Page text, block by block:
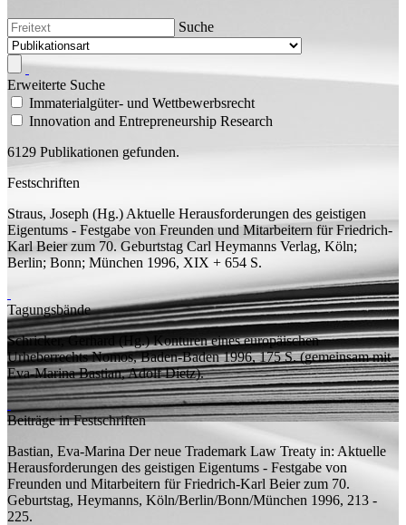
Suche
Erweiterte Suche
Immaterialgüter- und Wettbewerbsrecht
Innovation and Entrepreneurship Research
6129 Publikationen gefunden.
Festschriften
Straus, Joseph (Hg.) Aktuelle Herausforderungen des geistigen
Eigentums - Festgabe von Freunden und Mitarbeitern für Friedrich-
Karl Beier zum 70. Geburtstag Carl Heymanns Verlag, Köln;
Berlin; Bonn; München 1996, XIX + 654 S.
Tagungsbände
Schricker, Gerhard (Hg.) Konturen eines europäischen
UrheberrechtsNomos, Baden-Baden 1996, 175S.(gemeinsam mit
Eva-Marina Bastian, Adolf Dietz).
Beiträge in Festschriften
Bastian, Eva-Marina Der neue Trademark Law Treaty in: Aktuelle
Herausforderungen des geistigen Eigentums - Festgabe von
Freunden und Mitarbeitern für Friedrich-Karl Beier zum 70.
Geburtstag, Heymanns, Köln/Berlin/Bonn/München 1996, 213 -
225.